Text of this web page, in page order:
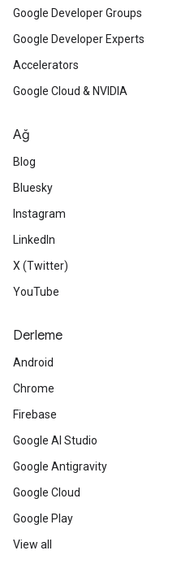
Google Developer Groups
Google Developer Experts
Accelerators
Google Cloud & NVIDIA
Ağ
Blog
Bluesky
Instagram
LinkedIn
X (Twitter)
YouTube
Derleme
Android
Chrome
Firebase
Google AI Studio
Google Antigravity
Google Cloud
Google Play
View all